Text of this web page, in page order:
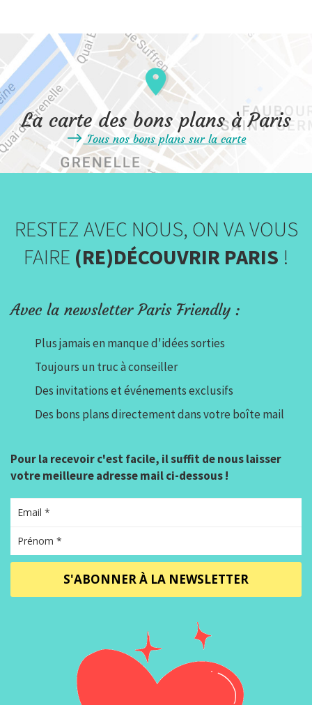
La carte des bons plans à Paris
Tous nos bons plans sur la carte
RESTEZ AVEC NOUS, ON VA VOUS
FAIRE (RE)DÉCOUVRIR PARIS !
Avec la newsletter Paris Friendly :
Plus jamais en manque d'idées sorties
Toujours un truc à conseiller
Des invitations et événements exclusifs
Des bons plans directement dans votre boîte mail
Pour la recevoir c'est facile, il suffit de nous laisser
votre meilleure adresse mail ci-dessous !
S'ABONNER À LA NEWSLETTER